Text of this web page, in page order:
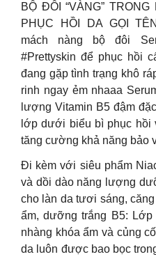
BỘ ĐÔI “VÀNG”
PHỤC HỒI DA GỌI
mách nàng bộ đôi
#Prettyskin để phục hồi
đang gặp tình trạng khô
rinh ngay ẻm nhaaa
lượng Vitamin B5 đậm
lớp dưới biểu bì phục hồi
tăng cường khả năng bảo
Đi kèm với siêu phẩm
và dồi dào năng lượng
cho làn da tươi sáng,
ẩm, dưỡng trắng B5:
nhàng khóa ẩm và củng
da luôn được bao bọc